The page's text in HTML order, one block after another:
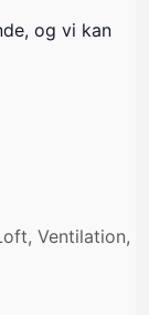
og vi kan
Ventilation,